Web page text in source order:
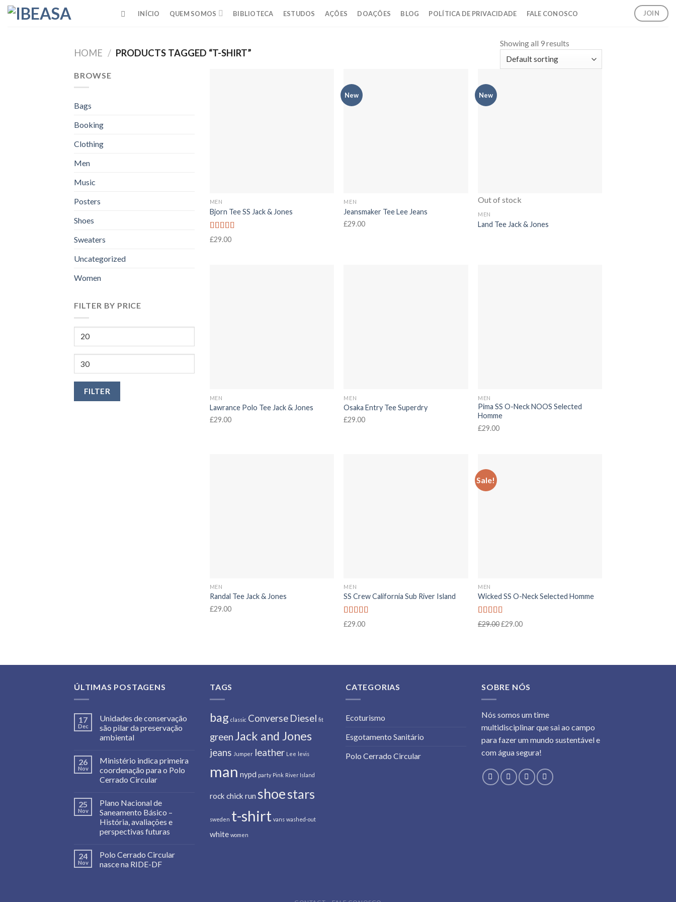
Skip
INÍCIO QUEM SOMOS BIBLIOTECA ESTUDOS AÇÕES DOAÇÕES BLOG POLÍTICA DE PRIVACIDADE FALE CONOSCO JOIN
HOME / PRODUCTS TAGGED “T-SHIRT”
Showing all 9 results
BROWSE
Bags
Booking
Clothing
Men
Music
Posters
Shoes
Sweaters
Uncategorized
Women
FILTER BY PRICE
Min
Max
price
FILTER
MEN
Bjorn Tee SS Jack & Jones
Rated
£29.00
New
MEN
Jeansmaker Tee Lee Jeans
£29.00
New
Out of stock
MEN
Land Tee Jack & Jones
MEN
Lawrance Polo Tee Jack & Jones
£29.00
MEN
Osaka Entry Tee Superdry
£29.00
MEN
Pima SS O-Neck NOOS Selected
Homme
£29.00
MEN
Randal Tee Jack & Jones
£29.00
MEN
SS Crew California Sub River Island
Rated
£29.00
Sale!
MEN
Wicked SS O-Neck Selected Homme
Rated
£29.00£29.00
ÚLTIMAS POSTAGENS
17
Dec
Unidades de conservação
são pilar da preservação
ambiental
26
Nov
Ministério indica primeira
coordenação para o Polo
Cerrado Circular
25
Nov
Plano Nacional de
Saneamento Básico –
História, avaliações e
perspectivas futuras
24
Nov
Polo Cerrado Circular
nasce na RIDE-DF
TAGS
bag classic Converse Diesel fit
green Jack and Jones
jeans Jumper leather Lee levis
man nypd party Pink River Island
rock chick run shoestars
sweden t-shirt vans washed-out
white women
CATEGORIAS
Ecoturismo
Esgotamento Sanitário
Polo Cerrado Circular
SOBRE NÓS
Nós somos um time
multidisciplinar que sai ao campo
para fazer um mundo sustentável e
com água segura!